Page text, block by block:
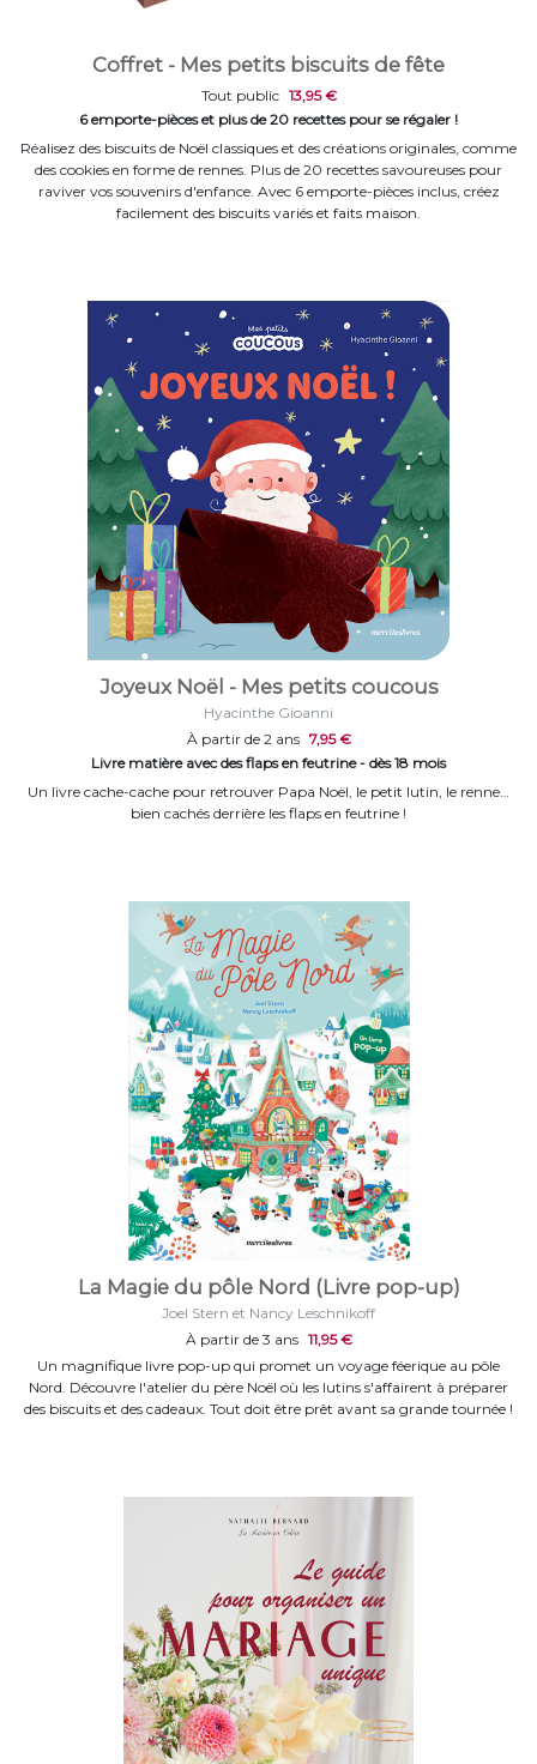
Coffret - Mes petits biscuits de fête
Tout public 13,95 €
6 emporte-pièces et plus de 20 recettes pour se régaler !
Réalisez des biscuits de Noël classiques et des créations originales, comme
des cookies en forme de rennes. Plus de 20 recettes savoureuses pour
raviver vos souvenirs d'enfance. Avec 6 emporte-pièces inclus, créez
facilement des biscuits variés et faits maison.
Joyeux Noël - Mes petits coucous
Hyacinthe Gioanni
À partir de 2 ans 7,95 €
Livre matière avec des flaps en feutrine - dès 18 mois
Un livre cache-cache pour retrouver Papa Noël, le petit lutin, le renne…
bien cachés derrière les flaps en feutrine !
La Magie du pôle Nord (Livre pop-up)
Joel Stern et Nancy Leschnikoff
À partir de 3 ans 11,95 €
Un magnifique livre pop-up qui promet un voyage féerique au pôle
Nord. Découvre l'atelier du père Noël où les lutins s'affairent à préparer
des biscuits et des cadeaux. Tout doit être prêt avant sa grande tournée !